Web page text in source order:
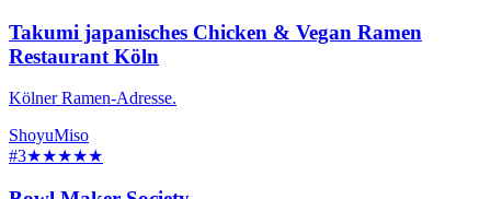
Takumi japanisches Chicken & Vegan Ramen
Restaurant Köln
Kölner Ramen-Adresse.
ShoyuMiso
#3★★★★★